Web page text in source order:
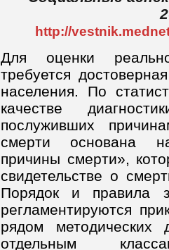
http://
Для оценки
требуется
населения. По
качестве
послуживших
смерти основана
причины смерти»,
свидетельстве о
Порядок и правила
регламентируются
рядом
отдельным